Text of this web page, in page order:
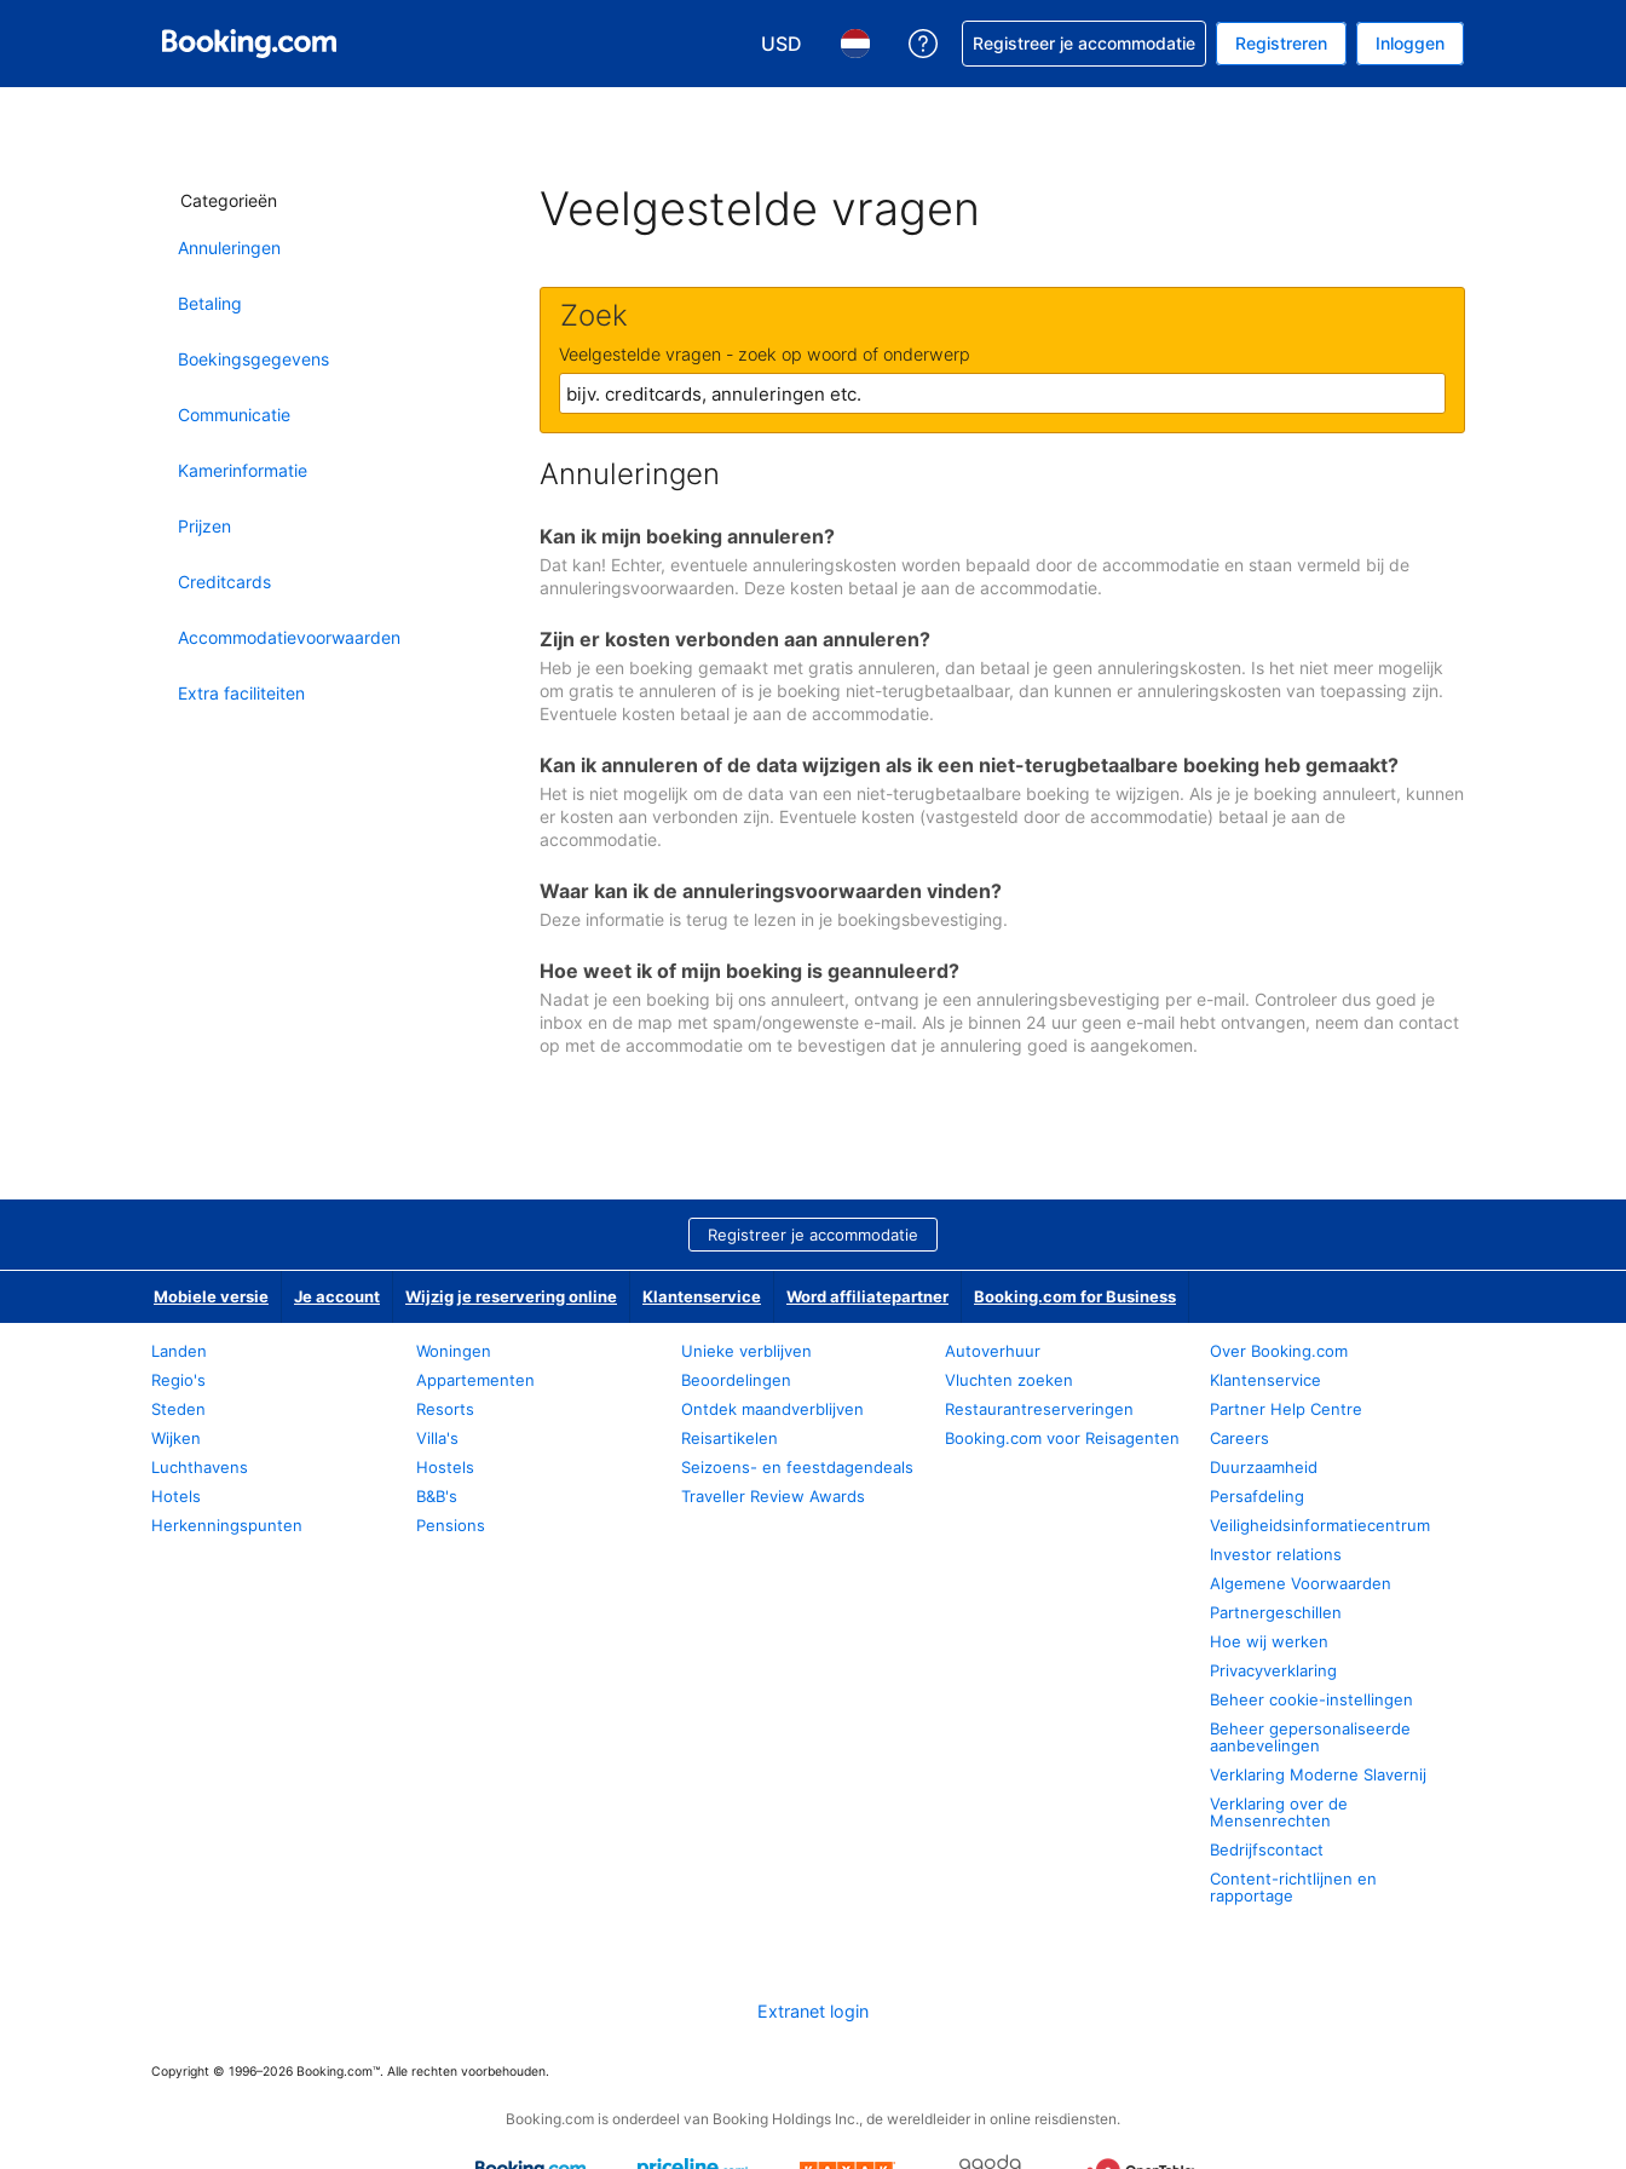
USD
Kies je valuta. Je huidige valuta is Amerikaanse dollar
Kies je taal. Je huidige taal is Nederlands
Krijg hulp bij je reservering
Registreer je accommodatie Registreren Inloggen
Categorieën
Annuleringen
Betaling
Boekingsgegevens
Communicatie
Kamerinformatie
Prijzen
Creditcards
Accommodatievoorwaarden
Extra faciliteiten
Veelgestelde vragen
Zoek
Veelgestelde vragen - zoek op woord of onderwerp
Annuleringen
Kan ik mijn boeking annuleren?
Dat kan! Echter, eventuele annuleringskosten worden bepaald door de accommodatie en staan vermeld bij de
annuleringsvoorwaarden. Deze kosten betaal je aan de accommodatie.
Zijn er kosten verbonden aan annuleren?
Heb je een boeking gemaakt met gratis annuleren, dan betaal je geen annuleringskosten. Is het niet meer mogelijk
om gratis te annuleren of is je boeking niet-terugbetaalbaar, dan kunnen er annuleringskosten van toepassing zijn.
Eventuele kosten betaal je aan de accommodatie.
Kan ik annuleren of de data wijzigen als ik een niet-terugbetaalbare boeking heb gemaakt?
Het is niet mogelijk om de data van een niet-terugbetaalbare boeking te wijzigen. Als je je boeking annuleert, kunnen
er kosten aan verbonden zijn. Eventuele kosten (vastgesteld door de accommodatie) betaal je aan de
accommodatie.
Waar kan ik de annuleringsvoorwaarden vinden?
Deze informatie is terug te lezen in je boekingsbevestiging.
Hoe weet ik of mijn boeking is geannuleerd?
Nadat je een boeking bij ons annuleert, ontvang je een annuleringsbevestiging per e-mail. Controleer dus goed je
inbox en de map met spam/ongewenste e-mail. Als je binnen 24 uur geen e-mail hebt ontvangen, neem dan contact
op met de accommodatie om te bevestigen dat je annulering goed is aangekomen.
Registreer je accommodatie
Mobiele versie Je account Wijzig je reservering online Klantenservice Word affiliatepartner Booking.com for Business
Landen
Regio's
Steden
Wijken
Luchthavens
Hotels
Herkenningspunten
Woningen
Appartementen
Resorts
Villa's
Hostels
B&B's
Pensions
Unieke verblijven
Beoordelingen
Ontdek maandverblijven
Reisartikelen
Seizoens- en feestdagendeals
Traveller Review Awards
Autoverhuur
Vluchten zoeken
Restaurantreserveringen
Booking.com voor Reisagenten
Over Booking.com
Klantenservice
Partner Help Centre
Careers
Duurzaamheid
Persafdeling
Veiligheidsinformatiecentrum
Investor relations
Algemene Voorwaarden
Partnergeschillen
Hoe wij werken
Privacyverklaring
Beheer cookie-instellingen
Beheer gepersonaliseerde
aanbevelingen
Verklaring Moderne Slavernij
Verklaring over de
Mensenrechten
Bedrijfscontact
Content-richtlijnen en
rapportage
Extranet login
Copyright © 1996–2026 Booking.com™. Alle rechten voorbehouden.
Booking.com is onderdeel van Booking Holdings Inc., de wereldleider in online reisdiensten.